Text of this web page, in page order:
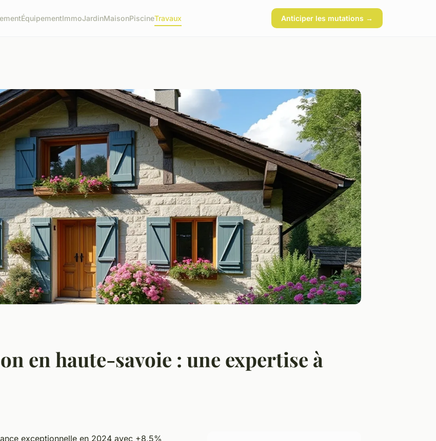
ÉquipementImmoJardinMaisonPiscineTravaux Anticiper les mutations →
en haute-savoie : une expertise à
exceptionnelle en 2024 avec +8,5%